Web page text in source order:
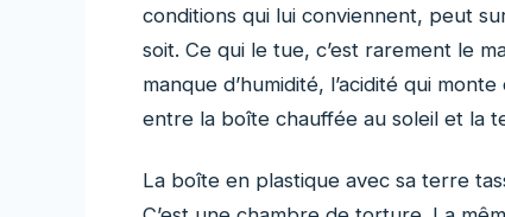
conditions qui lui conviennent, peut
soit. Ce qui le tue, c’est rarement le
manque d’humidité, l’acidité qui
entre la boîte chauffée au soleil et la
La boîte en plastique avec sa terre